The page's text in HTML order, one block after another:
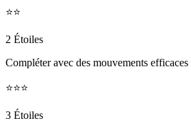
⭐⭐
2 Étoiles
Compléter avec des mouvements efficaces
⭐⭐⭐
3 Étoiles